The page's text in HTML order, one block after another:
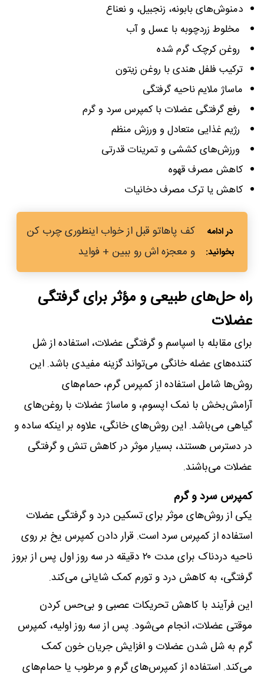
دمنوش‌های بابونه، زنجبیل، و نعناع
مخلوط زردچوبه با عسل و آب
روغن کرچک گرم شده
ترکیب فلفل هندی با روغن زیتون
ماساژ ملایم ناحیه گرفتگی
رفع گرفتگی عضلات با کمپرس سرد و گرم
رژیم غذایی متعادل و ورزش منظم
ورزش‌های کششی و تمرینات قدرتی
کاهش مصرف قهوه
کاهش یا ترک مصرف دخانیات
کف پاهاتو قبل از خواب اینطوری چرب کن
و معجزه اش رو ببین + فواید
راه حل‌های طبیعی و مؤثر برای گرفتگی
عضلات
برای مقابله با اسپاسم و گرفتگی عضلات، استفاده از شل
کننده‌های عضله خانگی می‌تواند گزینه مفیدی باشد. این
روش‌ها شامل استفاده از کمپرس گرم، حمام‌های
آرامش‌بخش با نمک اپسوم، و ماساژ عضلات با روغن‌های
گیاهی می‌باشد. این روش‌های خانگی، علاوه بر اینکه ساده و
در دسترس هستند، بسیار موثر در کاهش تنش و گرفتگی
عضلات می‌باشند.
کمپرس سرد و گرم
یکی از روش‌های موثر برای تسکین درد و گرفتگی عضلات
استفاده از کمپرس سرد است. قرار دادن کمپرس یخ بر روی
ناحیه دردناک برای مدت ۲۰ دقیقه در سه روز اول پس از بروز
گرفتگی، به کاهش درد و تورم کمک شایانی می‌کند.
این فرآیند با کاهش تحریکات عصبی و بی‌حس کردن
موقتی عضلات، انجام می‌شود. پس از سه روز اولیه، کمپرس
گرم به شل شدن عضلات و افزایش جریان خون کمک
می‌کند. استفاده از کمپرس‌های گرم و مرطوب یا حمام‌های